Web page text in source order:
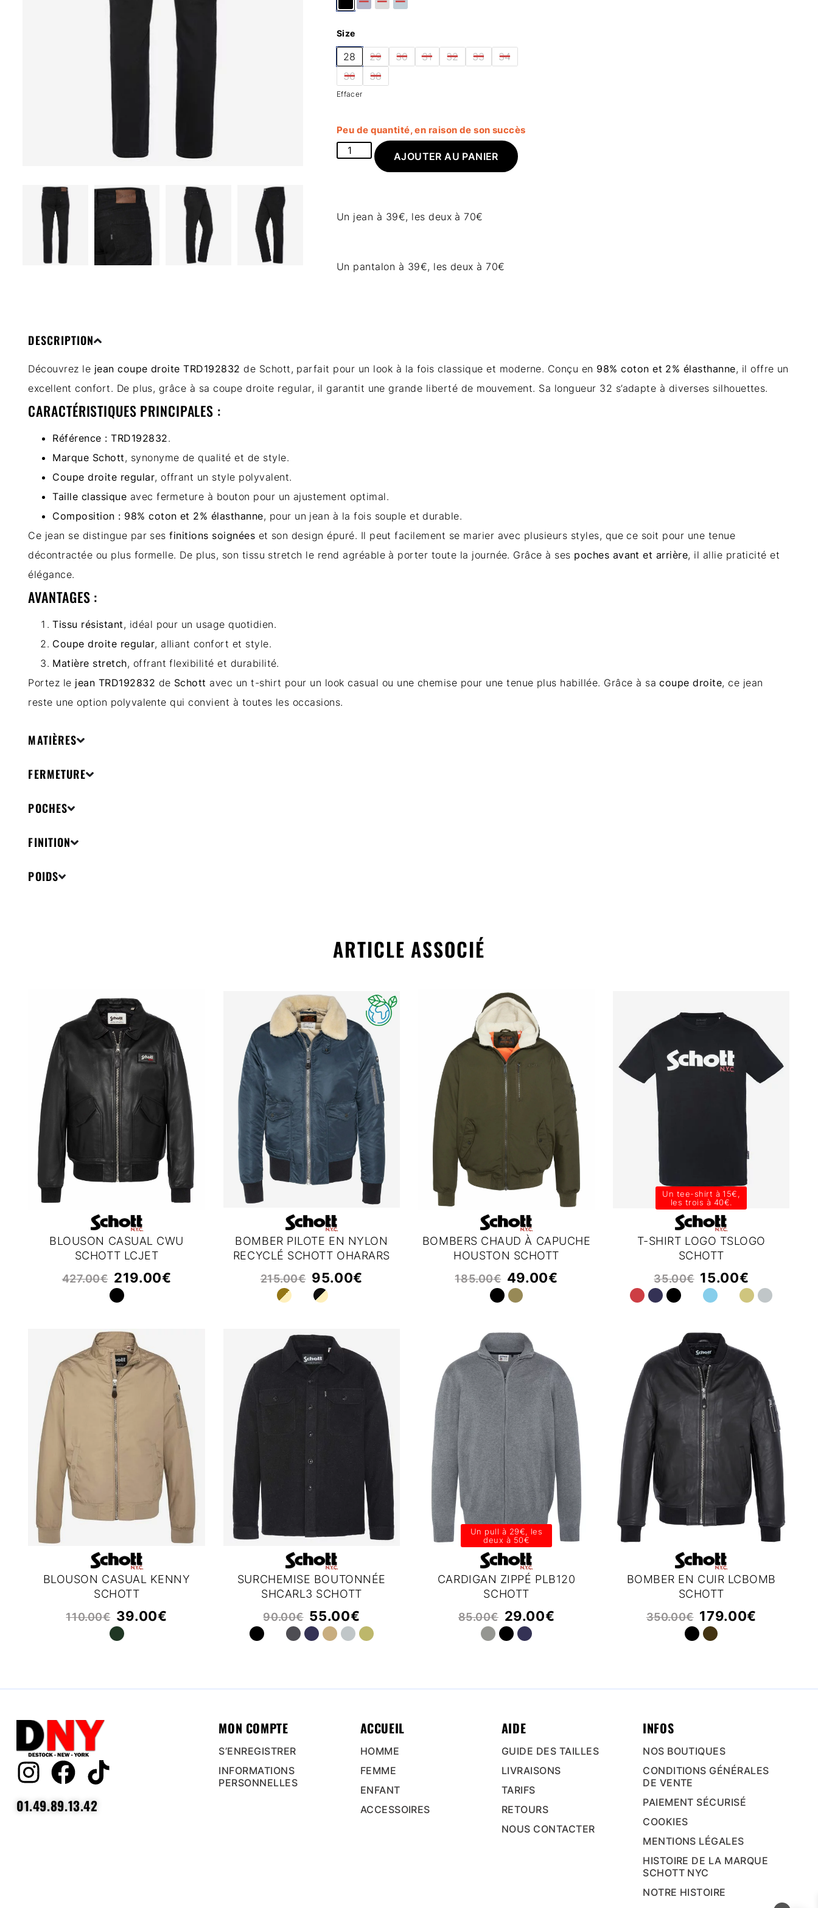
Size
28 29 30 31 32 33
34
36
38
Effacer
Peu de quantité, en raison de son succès
AJOUTER AU PANIER
Un jean à 39€, les deux à 70€
Un pantalon à 39€, les deux à 70€
DESCRIPTION
Découvrez le jean coupe droite TRD192832 de Schott, parfait pour un look à la fois classique et moderne. Conçu en 98% coton et 2% élasthanne, il offre un
excellent confort. De plus, grâce à sa coupe droite regular, il garantit une grande liberté de mouvement. Sa longueur 32 s’adapte à diverses silhouettes.
CARACTÉRISTIQUES PRINCIPALES :
Référence : TRD192832.
Marque Schott, synonyme de qualité et de style.
Coupe droite regular, offrant un style polyvalent.
Taille classique avec fermeture à bouton pour un ajustement optimal.
Composition : 98% coton et 2% élasthanne, pour un jean à la fois souple et durable.
Ce jean se distingue par sesfinitions soignées et son design épuré. Il peut facilement se marier avec plusieurs styles, que ce soit pour une tenue
décontractée ou plus formelle. De plus, son tissu stretch le rend agréable à porter toute la journée. Grâce à ses poches avant et arrière, il allie praticité et
élégance.
AVANTAGES :
Tissu résistant, idéal pour un usage quotidien.
Coupe droite regular, alliant confort et style.
Matière stretch, offrant flexibilité et durabilité.
Portez le jean TRD192832 de Schott avec un t-shirt pour un look casual ou une chemise pour une tenue plus habillée. Grâce à sacoupe droite, ce jean
reste une option polyvalente qui convient à toutes les occasions.
MATIÈRES
FERMETURE
POCHES
FINITION
POIDS
ARTICLE ASSOCIÉ
BLOUSON CASUAL CWU
SCHOTT LCJET
427.00€ 219.00€
BOMBER PILOTE EN NYLON
RECYCLÉ SCHOTT OHARARS
215.00€ 95.00€
BOMBERS CHAUD À CAPUCHE
HOUSTON SCHOTT
185.00€ 49.00€
Un tee-shirt à 15€,
les trois à 40€.
T-SHIRT LOGO TSLOGO
SCHOTT
35.00€ 15.00€
BLOUSON CASUAL KENNY
SCHOTT
110.00€ 39.00€
SURCHEMISE BOUTONNÉE
SHCARL3 SCHOTT
90.00€ 55.00€
Un pull à 29€, les
deux à 50€
CARDIGAN ZIPPÉ PLB120
SCHOTT
85.00€ 29.00€
BOMBER EN CUIR LCBOMB
SCHOTT
350.00€ 179.00€
01.49.89.13.42
MON COMPTE
S’ENREGISTRER
INFORMATIONS
PERSONNELLES
ACCUEIL
HOMME
FEMME
ENFANT
ACCESSOIRES
AIDE
GUIDE DES TAILLES
LIVRAISONS
TARIFS
RETOURS
NOUS CONTACTER
INFOS
NOS BOUTIQUES
CONDITIONS GÉNÉRALES
DE VENTE
PAIEMENT SÉCURISÉ
COOKIES
MENTIONS LÉGALES
HISTOIRE DE LA MARQUE
SCHOTT NYC
NOTRE HISTOIRE